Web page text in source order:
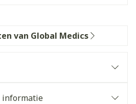
van Global Medics